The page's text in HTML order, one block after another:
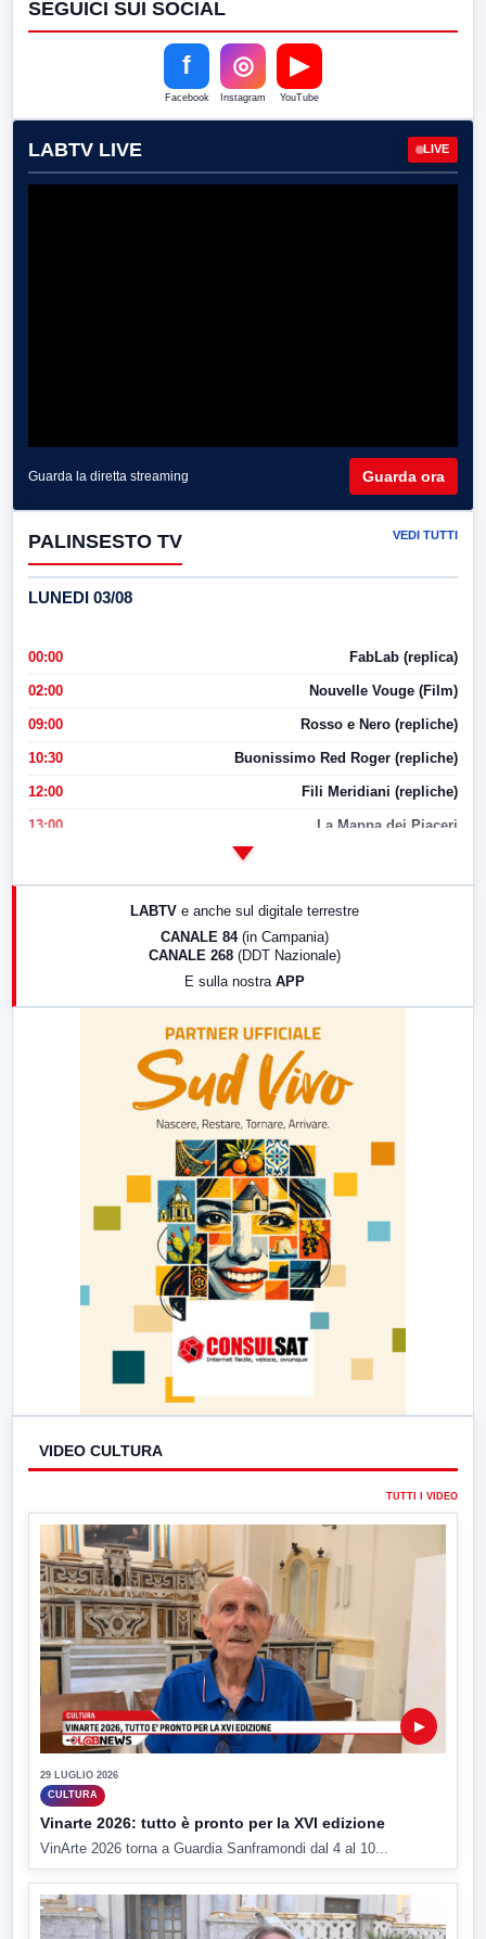
SEGUICI SUI SOCIAL
f
Facebook
◎
Instagram
▶
YouTube
LABTV LIVE LIVE
Guarda la diretta streaming Guarda ora
PALINSESTO TV VEDI TUTTI
LUNEDI 03/08
00:00 FabLab (replica)
02:00 Nouvelle Vouge (Film)
09:00 Rosso e Nero (repliche)
10:30 Buonissimo Red Roger (repliche)
12:00 Fili Meridiani (repliche)
13:00 La Mappa dei Piaceri
LABTV e anche sul digitale terrestre
CANALE 84 (in Campania)
CANALE 268 (DDT Nazionale)
E sulla nostra APP
VIDEO CULTURA
TUTTI I VIDEO
▶
29 LUGLIO 2026
CULTURA
Vinarte 2026: tutto è pronto per la XVI edizione
VinArte 2026 torna a Guardia Sanframondi dal 4 al 10...